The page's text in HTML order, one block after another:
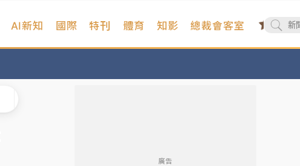
AI新知 國際 特刊 體育 知影 總裁會客室
廣告